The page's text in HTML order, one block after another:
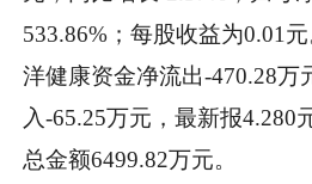
533.86%；每股收益为0.01
洋健康资金净流出-470.28万
入-65.25万元，最新报4.280
总金额6499.82万元。